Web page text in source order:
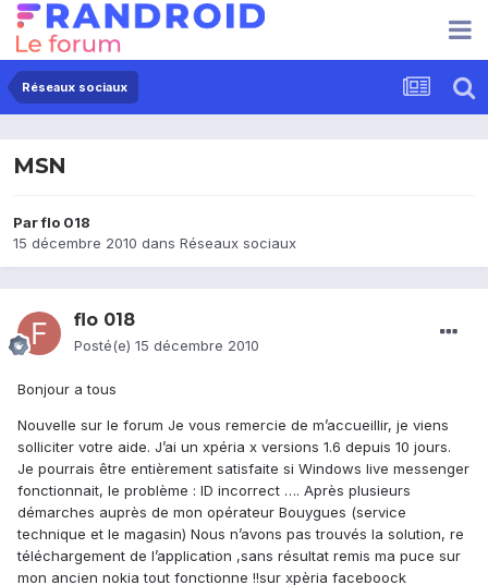
Réseaux sociaux
MSN
Parflo 018
15 décembre 2010 dans Réseaux sociaux
flo 018
Posté(e) 15 décembre 2010
Bonjour a tous
Nouvelle sur le forum Je vous remercie de m’accueillir, je viens
solliciter votre aide. J’ai un xpéria x versions 1.6 depuis 10 jours.
Je pourrais être entièrement satisfaite si Windows live messenger
fonctionnait, le problème : ID incorrect …. Après plusieurs
démarches auprès de mon opérateur Bouygues (service
technique et le magasin) Nous n’avons pas trouvés la solution, re
téléchargement de l’application ,sans résultat remis ma puce sur
mon ancien nokia tout fonctionne !!sur xpèria faceboock